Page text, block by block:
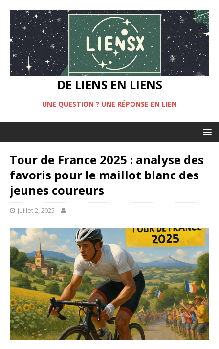
DE LIENS EN LIENS
UNE QUESTION ? UNE RÉPONSE EN LIEN
Tour de France 2025 : analyse des
favoris pour le maillot blanc des
jeunes coureurs
juillet 2, 2025